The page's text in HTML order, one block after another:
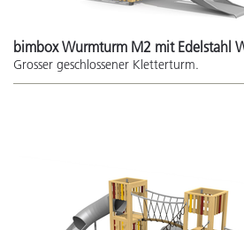
bimbox Wurmturm M2 mit Edelstahl
Grosser geschlossener Kletterturm.